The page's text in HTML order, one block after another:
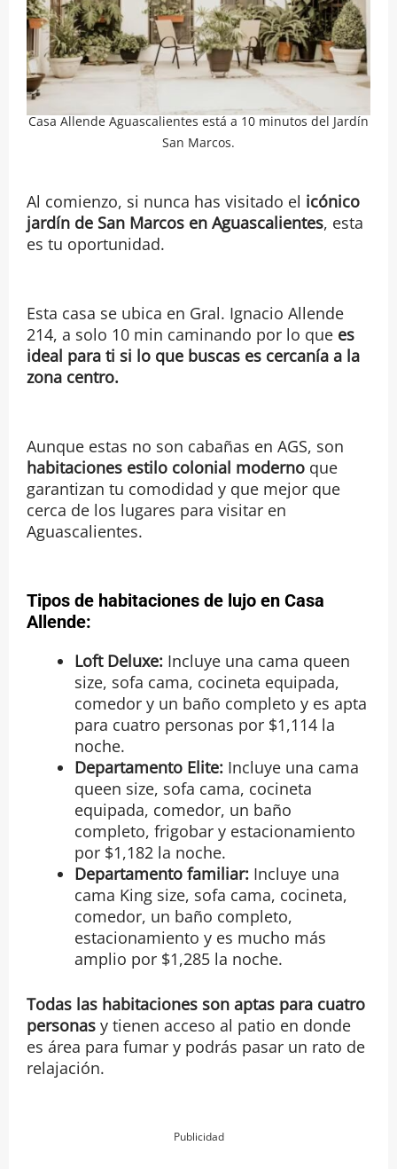
Casa Allende Aguascalientes está a 10 minutos del Jardín
San Marcos.
Al comienzo, si nunca has visitado el icónico
jardín de San Marcos en Aguascalientes, esta
es tu oportunidad.
Esta casa se ubica en Gral. Ignacio Allende
214, a solo 10 min caminando por lo que es
ideal para ti si lo que buscas es cercanía a la
zona centro.
Aunque estas no son cabañas en AGS, son
habitaciones estilo colonial moderno que
garantizan tu comodidad y que mejor que
cerca de los lugares para visitar en
Aguascalientes.
Tipos de habitaciones de lujo en Casa
Allende:
Loft Deluxe:Incluye una cama queen
size, sofa cama, cocineta equipada,
comedor y un baño completo y es apta
para cuatro personas por $1,114 la
noche.
Departamento Elite:Incluye una cama
queen size, sofa cama, cocineta
equipada, comedor, un baño
completo, frigobar y estacionamiento
por $1,182 la noche.
Departamento familiar: Incluye una
cama King size, sofa cama, cocineta,
comedor, un baño completo,
estacionamiento y es mucho más
amplio por $1,285 la noche.
Todas las habitaciones son aptas para cuatro
personasy tienen acceso al patio en donde
es área para fumar y podrás pasar un rato de
relajación.
Publicidad